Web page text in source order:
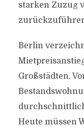
starken Zuzug
Berlin
Großstädten.
Heute müssen